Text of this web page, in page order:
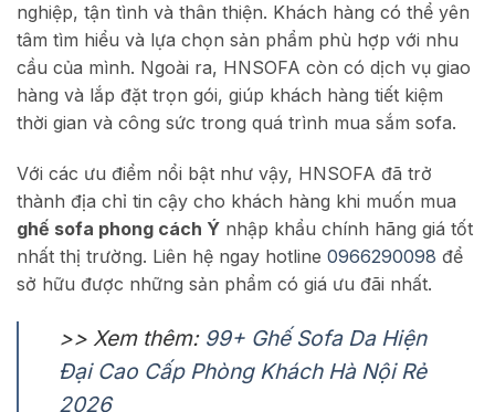
nghiệp, tận tình và thân thiện. Khách hàng có thể yên
tâm tìm hiểu và lựa chọn sản phẩm phù hợp với nhu
cầu của mình. Ngoài ra, HNSOFA còn có dịch vụ giao
hàng và lắp đặt trọn gói, giúp khách hàng tiết kiệm
thời gian và công sức trong quá trình mua sắm sofa.
Với các ưu điểm nổi bật như vậy, HNSOFA đã trở
thành địa chỉ tin cậy cho khách hàng khi muốn mua
ghế sofa phong cách Ý nhập khẩu chính hãng giá tốt
nhất thị trường. Liên hệ ngay hotline 0966290098 để
sở hữu được những sản phẩm có giá ưu đãi nhất.
>> Xem thêm: 99+ Ghế Sofa Da Hiện
Đại Cao Cấp Phòng Khách Hà Nội Rẻ
2026